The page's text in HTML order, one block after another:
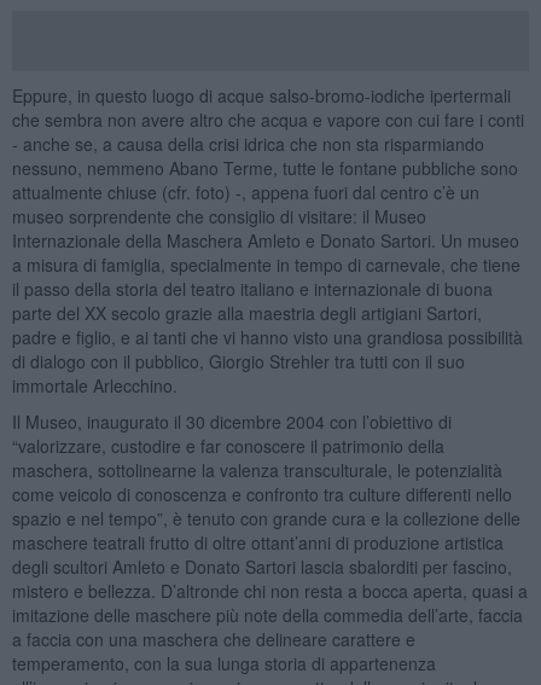
Eppure, in questo luogo di acque salso-bromo-iodiche ipertermali
che sembra non avere altro che acqua e vapore con cui fare i conti
- anche se, a causa della crisi idrica che non sta risparmiando
nessuno, nemmeno Abano Terme, tutte le fontane pubbliche sono
attualmente chiuse (cfr. foto) -, appena fuori dal centro c’è un
museo sorprendente che consiglio di visitare: il Museo
Internazionale della Maschera Amleto e Donato Sartori. Un museo
a misura di famiglia, specialmente in tempo di carnevale, che tiene
il passo della storia del teatro italiano e internazionale di buona
parte del XX secolo grazie alla maestria degli artigiani Sartori,
padre e figlio, e ai tanti che vi hanno visto una grandiosa possibilità
di dialogo con il pubblico, Giorgio Strehler tra tutti con il suo
immortale Arlecchino.
Il Museo, inaugurato il 30 dicembre 2004 con l’obiettivo di
“valorizzare, custodire e far conoscere il patrimonio della
maschera, sottolinearne la valenza transculturale, le potenzialità
come veicolo di conoscenza e confronto tra culture differenti nello
spazio e nel tempo”, è tenuto con grande cura e la collezione delle
maschere teatrali frutto di oltre ottant’anni di produzione artistica
degli scultori Amleto e Donato Sartori lascia sbalorditi per fascino,
mistero e bellezza. D’altronde chi non resta a bocca aperta, quasi a
imitazione delle maschere più note della commedia dell’arte, faccia
a faccia con una maschera che delineare carattere e
temperamento, con la sua lunga storia di appartenenza